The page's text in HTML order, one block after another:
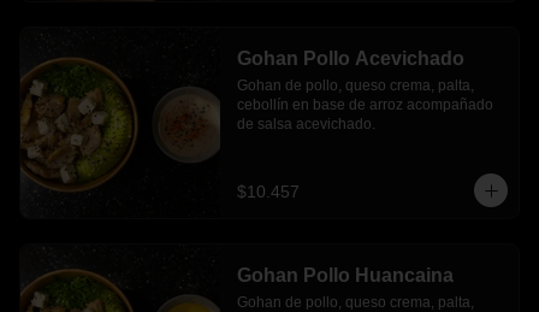
Gohan Pollo Acevichado
Gohan de pollo, queso crema, palta,
cebollín en base de arroz acompañado
de salsa acevichado.
$10.457
Gohan Pollo Huancaina
Gohan de pollo, queso crema, palta,